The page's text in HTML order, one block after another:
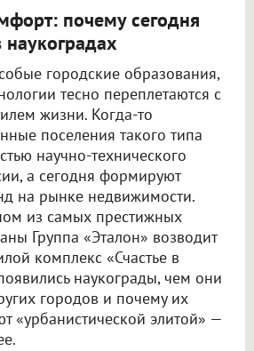
почему сегодня
городские образования,
тесно переплетаются с
жизни. Когда-то
поселения такого типа
научно-технического
а сегодня формируют
на рынке недвижимости.
из самых престижных
Группа «Эталон» возводит
комплекс «Счастье в
наукограды, чем они
городов и почему их
«урбанистической элитой» —